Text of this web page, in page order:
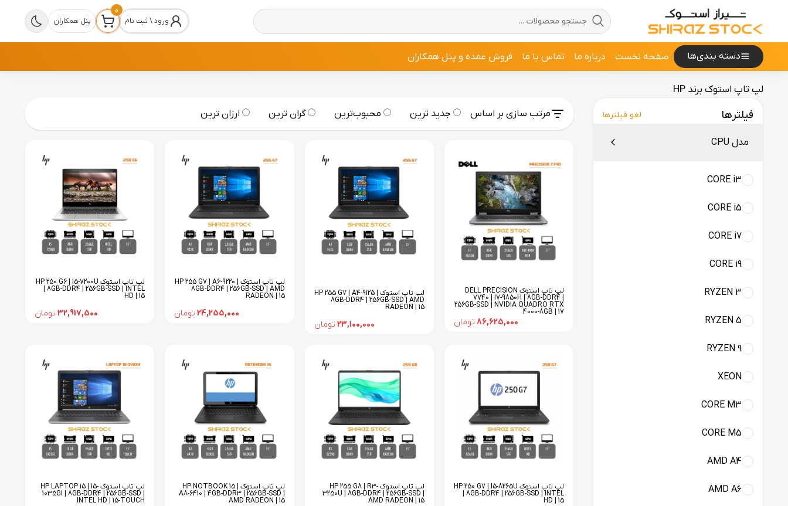
ورود \ ثبت نام
0
پنل همکاران
دسته بندی‌ها صفحه نخست درباره ما تماس با ما فروش عمده و پنل همکاران
لپ تاپ استوک برند HP
فیلترها لغو فیلترها
مدل CPU
CORE i3
CORE i5
CORE i7
CORE i9
RYZEN 3
RYZEN 5
RYZEN 9
XEON
CORE M3
CORE M5
AMD A4
AMD A6
مرتب سازی بر اساس جدید ترین محبوب‌ترین گران ترین ارزان ترین
لپ تاپ استوک DELL PRECISION
7740 | I7-9850H | 8GB-DDR4 |
256GB-SSD | NVIDIA QUADRO RTX
4000-8GB | 17
86,625,000 تومان
لپ تاپ استوک HP 255 G7 | A4-9125 |
8GB-DDR4 | 256GB-SSD | AMD
RADEON | 15
23,100,000 تومان
لپ تاپ استوک HP 255 G7 | A6-9220 |
8GB-DDR4 | 256GB-SSD | AMD
RADEON | 15
24,255,000 تومان
لپ تاپ استوک HP 250 G6 | I5-7200U
| 8GB-DDR4 | 256GB-SSD | INTEL
HD | 15
32,917,500 تومان
لپ تاپ استوک HP 250 G7 | I5-8265U
| 8GB-DDR4 | 256GB-SSD | INTEL
HD | 15
لپ تاپ استوک HP 255 G8 | R3-
3250U | 8GB-DDR4 | 256GB-SSD |
AMD RADEON | 15
لپ تاپ استوک HP NOTBOOK 15 |
A8-6410 | 4GB-DDR3 | 256GB-SSD |
AMD RADEON | 15
لپ تاپ استوک HP LAPTOP 15 | i5-
1035G1 | 8GB-DDR4 | 256GB-SSD |
INTEL HD | 15-TOUCH